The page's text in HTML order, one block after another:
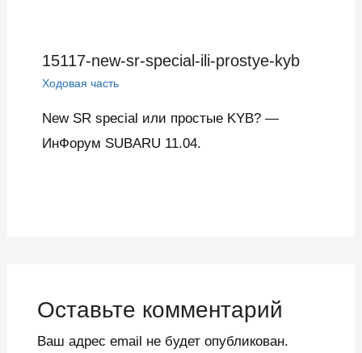
15117-new-sr-special-ili-prostye-kyb
Ходовая часть
New SR special или простые KYB? —
ИнФорум SUBARU 11.04.
Оставьте комментарий
Ваш адрес email не будет опубликован.